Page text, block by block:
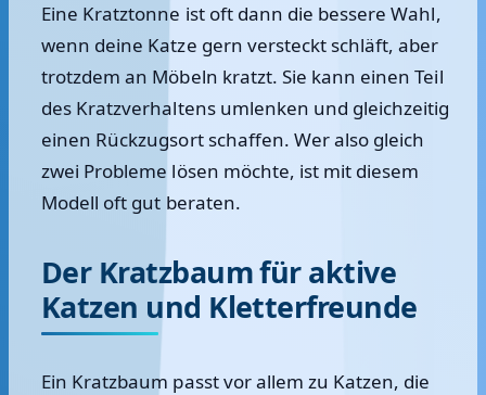
Eine Kratztonne ist oft dann die bessere Wahl,
wenn deine Katze gern versteckt schläft, aber
trotzdem an Möbeln kratzt. Sie kann einen Teil
des Kratzverhaltens umlenken und gleichzeitig
einen Rückzugsort schaffen. Wer also gleich
zwei Probleme lösen möchte, ist mit diesem
Modell oft gut beraten.
Der Kratzbaum für aktive
Katzen und Kletterfreunde
Ein Kratzbaum passt vor allem zu Katzen, die